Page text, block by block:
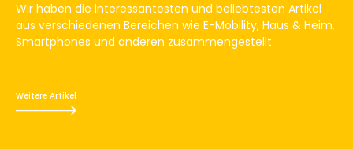
Wir haben die interessantesten und beliebtesten Artikel
aus verschiedenen Bereichen wie E-Mobility, Haus & Heim,
Smartphones und anderen zusammengestellt.
Weitere Artikel